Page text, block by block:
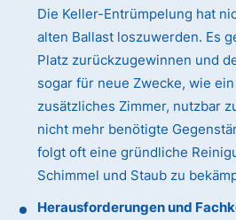
Die Keller-Entrümpelung hat
alten Ballast loszuwerden. Es
Platz zurückzugewinnen und
sogar für neue Zwecke, wie
zusätzliches Zimmer, nutzbar
nicht mehr benötigte
folgt oft eine gründliche
Schimmel und Staub zu
Herausforderungen und